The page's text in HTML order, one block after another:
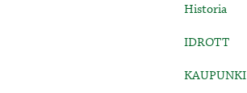
Historia
IDROTT
KAUPUNKI